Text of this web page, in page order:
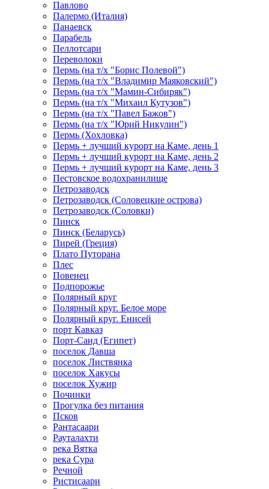
Павлово
Палермо (Италия)
Панаевск
Парабель
Пеллотсари
Переволоки
Пермь (на т/х "Борис Полевой")
Пермь (на т/х "Владимир Маяковский")
Пермь (на т/х "Мамин-Сибиряк")
Пермь (на т/х "Михаил Кутузов")
Пермь (на т/х "Павел Бажов")
Пермь (на т/х "Юрий Никулин")
Пермь (Хохловка)
Пермь + лучший курорт на Каме, день 1
Пермь + лучший курорт на Каме, день 2
Пермь + лучший курорт на Каме, день 3
Пестовское водохранилище
Петрозаводск
Петрозаводск (Соловецкие острова)
Петрозаводск (Соловки)
Пинск
Пинск (Беларусь)
Пирей (Греция)
Плато Путорана
Плес
Повенец
Подпорожье
Полярный круг
Полярный круг. Белое море
Полярный круг. Енисей
порт Кавказ
Порт-Саид (Египет)
поселок Давша
поселок Листвянка
поселок Хакусы
поселок Хужир
Починки
Прогулка без питания
Псков
Рантасаари
Рауталахти
река Вятка
река Сура
Речной
Ристисаари